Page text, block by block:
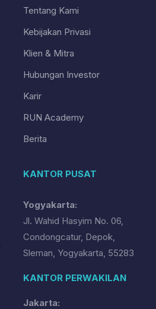
Tentang Kami
Kebijakan Privasi
Klien & Mitra
Hubungan Investor
Karir
RUN Academy
Berita
KANTOR PUSAT
Yogyakarta:
Jl. Wahid Hasyim No. 06,
Condongcatur, Depok,
Sleman, Yogyakarta, 55283
KANTOR PERWAKILAN
Jakarta: